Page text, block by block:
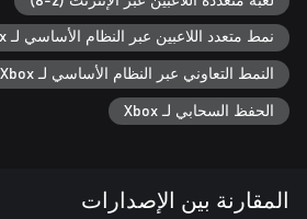
نمط متعدد اللاعبين عبر النظام الأساسي لـ Xbox
النمط التعاوني عبر النظام الأساسي لـ Xbox
الحفظ السحابي لـ Xbox
المقارنة بين الإصدارات